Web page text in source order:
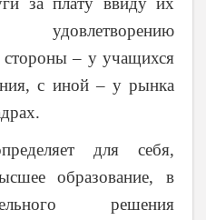
стороны – у учащихся
с иной – у рынка
для себя,
образование, в
решения